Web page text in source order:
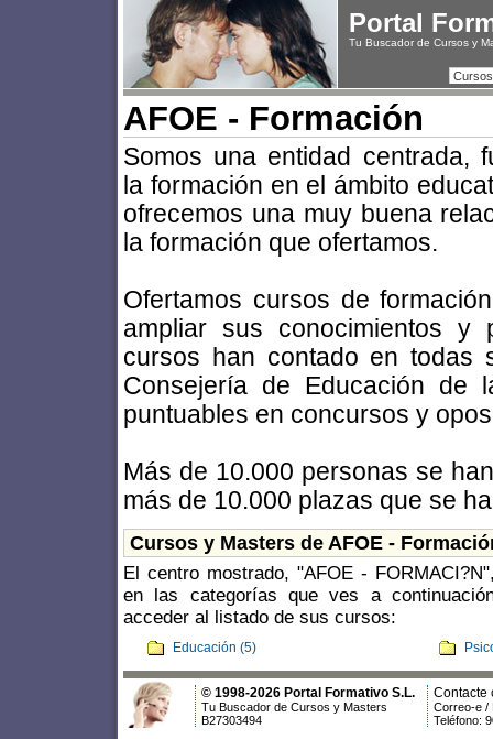
Portal
Tu Buscador de Cursos y
AFOE - Formación
Somos una entidad centrada,
la formación en el ámbito
ofrecemos una muy buena
la formación que ofertamos.
Ofertamos cursos de
ampliar sus conocimientos y
cursos han contado en todas
Consejería de Educación
puntuables en concursos y
Más de 10.000 personas se
más de 10.000 plazas que se
Cursos y Masters de AFOE -
El centro mostrado, "AFOE -
en las categorías que ves a
acceder al listado de sus cursos:
Educación (5)
© 1998-2026 Portal Formativo S.L.
Tu Buscador de Cursos y Masters
B27303494
Contacte
Correo-e /
Teléfono: